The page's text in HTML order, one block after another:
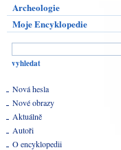
Archeologie
Moje Encyklopedie
Nová hesla
Nové obrazy
Aktuálně
Autoři
O encyklopedii